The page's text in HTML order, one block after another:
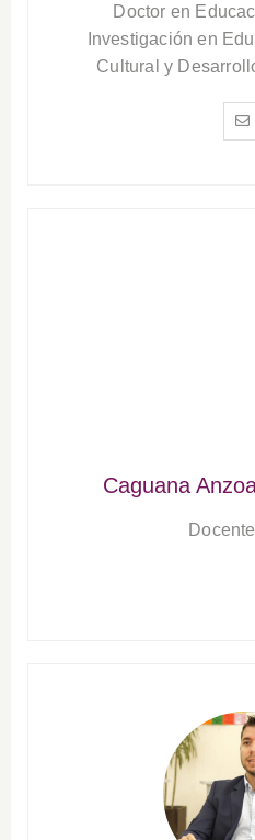
Doctor en
Investigación en
Cultural y
Caguana